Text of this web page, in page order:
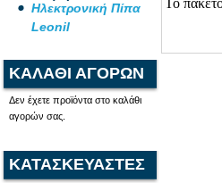
Ηλεκτρονική Πίπα
Leonil
ΚΑΛΑΘΙ ΑΓΟΡΩΝ
Δεν έχετε προϊόντα στο καλάθι
αγορών σας.
ΚΑΤΑΣΚΕΥΑΣΤΕΣ
Το